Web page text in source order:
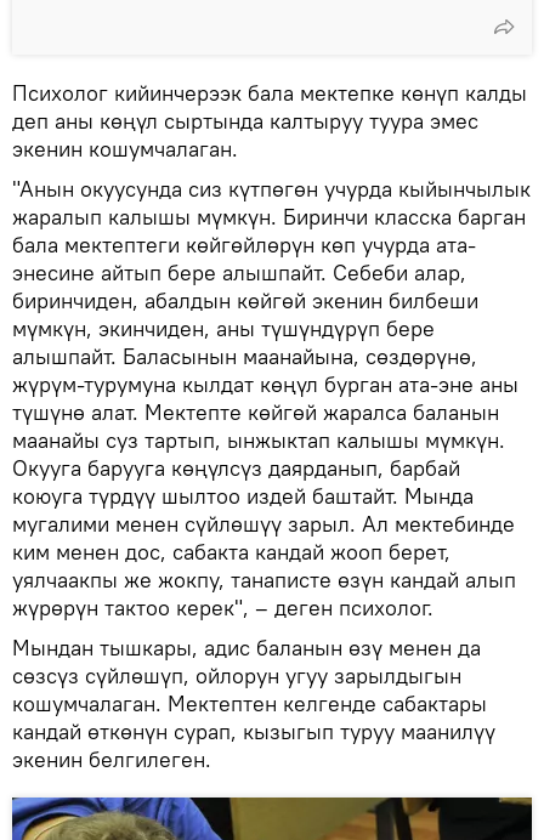
Психолог кийинчерээк бала мектепке көнүп калды
деп аны көңүл сыртында калтыруу туура эмес
экенин кошумчалаган.
"Анын окуусунда сиз күтпөгөн учурда кыйынчылык
жаралып калышы мүмкүн. Биринчи класска барган
бала мектептеги көйгөйлөрүн көп учурда ата-
энесине айтып бере алышпайт. Себеби алар,
биринчиден, абалдын көйгөй экенин билбеши
мүмкүн, экинчиден, аны түшүндүрүп бере
алышпайт. Баласынын маанайына, сөздөрүнө,
жүрүм-турумуна кылдат көңүл бурган ата-эне аны
түшүнө алат. Мектепте көйгөй жаралса баланын
маанайы суз тартып, ынжыктап калышы мүмкүн.
Окууга барууга көңүлсүз даярданып, барбай
коюуга түрдүү шылтоо издей баштайт. Мында
мугалими менен сүйлөшүү зарыл. Ал мектебинде
ким менен дос, сабакта кандай жооп берет,
уялчаакпы же жокпу, танаписте өзүн кандай алып
жүрөрүн тактоо керек", – деген психолог.
Мындан тышкары, адис баланын өзү менен да
сөзсүз сүйлөшүп, ойлорун угуу зарылдыгын
кошумчалаган. Мектептен келгенде сабактары
кандай өткөнүн сурап, кызыгып туруу маанилүү
экенин белгилеген.